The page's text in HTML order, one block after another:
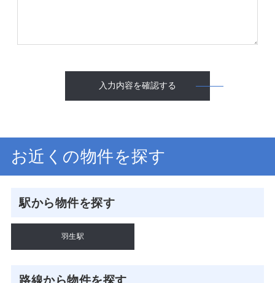
入力内容を確認する
お近くの物件を探す
駅から物件を探す
羽生駅
路線から物件を探す